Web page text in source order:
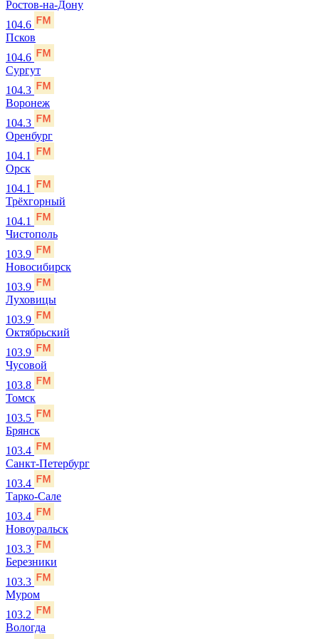
Ростов-на-Дону
104.6
Псков
104.6
Сургут
104.3
Воронеж
104.3
Оренбург
104.1
Орск
104.1
Трёхгорный
104.1
Чистополь
103.9
Новосибирск
103.9
Луховицы
103.9
Октябрьский
103.9
Чусовой
103.8
Томск
103.5
Брянск
103.4
Санкт-Петербург
103.4
Тарко-Сале
103.4
Новоуральск
103.3
Березники
103.3
Муром
103.2
Вологда